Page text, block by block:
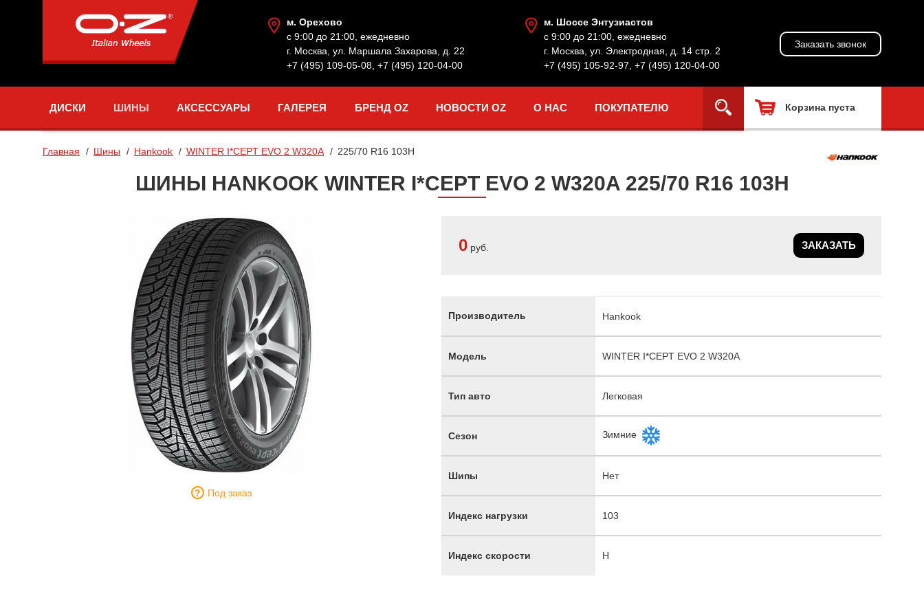
м. Орехово
с 9:00 до 21:00, ежедневно
г. Москва, ул. Маршала Захарова, д. 22
+7 (495) 109-05-08 +7 (495) 120-04-00
м. Шоссе Энтузиастов
с 9:00 до 21:00, ежедневно
г. Москва, ул. Электродная, д. 14 стр. 2
+7 (495) 105-92-97 +7 (495) 120-04-00
Заказать звонок
ДИСКИ ШИНЫ АКСЕССУАРЫ ГАЛЕРЕЯ БРЕНД OZ НОВОСТИ OZ О НАС ПОКУПАТЕЛЮ Корзина пуста
Главная Шины Hankook WINTER I*CEPT EVO 2 W320A 225/70 R16 103H
ШИНЫ HANKOOK WINTER I*CEPT EVO 2 W320A 225/70 R16 103H
Под заказ
0 руб. ЗАКАЗАТЬ
Производитель Hankook
Модель WINTER I*CEPT EVO 2 W320A
Тип авто Легковая
Сезон Зимние
Шипы Нет
Индекс нагрузки 103
Индекс скорости H